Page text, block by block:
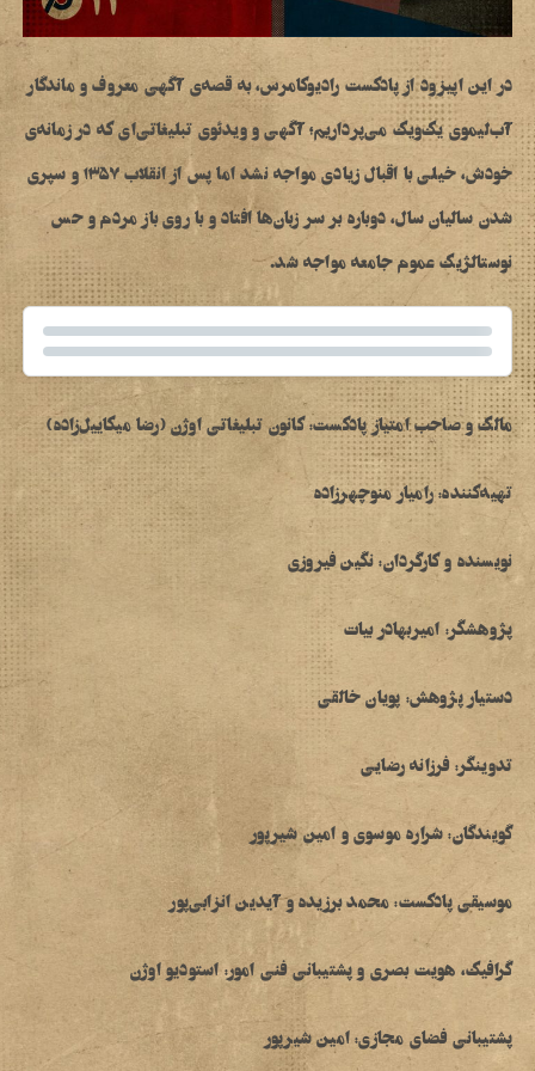
در این اپیزود از پادکست رادیوکامرس، به قصه‌ی آگهی معروف و ماندگار
آب‌لیموییک‌و‌یکمی‌پرداریم؛ آگهی و ویدئوی تبلیغاتی‌ای که در زمانه‌ی
خودش، خیلی با اقبال زیادی مواجه نشد اما پس از انقلاب ۱۳۵۷ و سپری
شدن سالیان سال، دوباره بر سر زبان‌ها افتاد و با روی باز مردم و حس
نوستالژیک عموم جامعه مواجه شد.
مالک و صاحب امتیاز پادکست:کانون تبلیغاتی اوژن(رضا میکاییل‌زاده)
تهیه‌کننده: رامیار منوچهرزاده
نویسنده و کارگردان: نگین فیروزی
پژوهشگر: امیربهادر بیات
دستیار پژوهش: پویان خالقی
تدوینگر: فرزانه‌ رضایی
گویندگان: شراره موسوی و امین شیرپور
موسیقی پادکست: محمد برزیده و آیدین انزابی‌پور
گرافیک، هویت بصری و پشتیبانی فنی امور: استودیو اوژن
پشتیبانی فضای مجازی: امین شیرپور